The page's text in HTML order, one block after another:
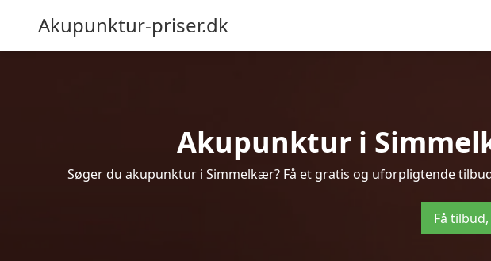
Akupunktur-priser.dk
Akupunktur i
Søger du akupunktur i Simmelkær? Få et gratis og uforpligtende
Få